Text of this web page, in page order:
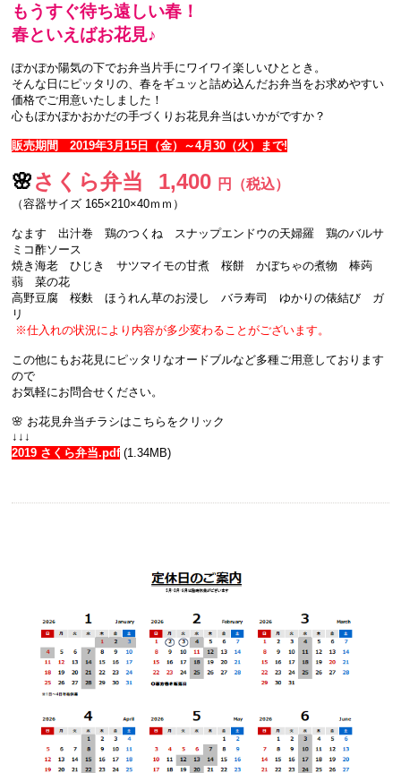
もうすぐ待ち遠しい春！
春といえばお花見♪
ぽかぽか陽気の下でお弁当片手にワイワイ楽しいひととき。
そんな日にピッタリの、春をギュッと詰め込んだお弁当をお求めやすい
価格でご用意いたしました！
心もぽかぽかおかだの手づくりお花見弁当はいかがですか？
販売期間 2019年3月15日（金）～4月30（火）まで!
🌸さくら弁当 1,400 円（税込）
（容器サイズ 165×210×40ｍｍ）
なます 出汁巻 鶏のつくね スナップエンドウの天婦羅 鶏のバルサ
ミコ酢ソース
焼き海老 ひじき サツマイモの甘煮 桜餅 かぼちゃの煮物 棒蒟
蒻 菜の花
高野豆腐 桜麩 ほうれん草のお浸し バラ寿司 ゆかりの俵結び ガ
リ
※仕入れの状況により内容が多少変わることがございます。
この他にもお花見にピッタリなオードブルなど多種ご用意しております
ので
お気軽にお問合せください。
🌸 お花見弁当チラシはこちらをクリック
↓↓↓
2019 さくら弁当.pdf (1.34MB)